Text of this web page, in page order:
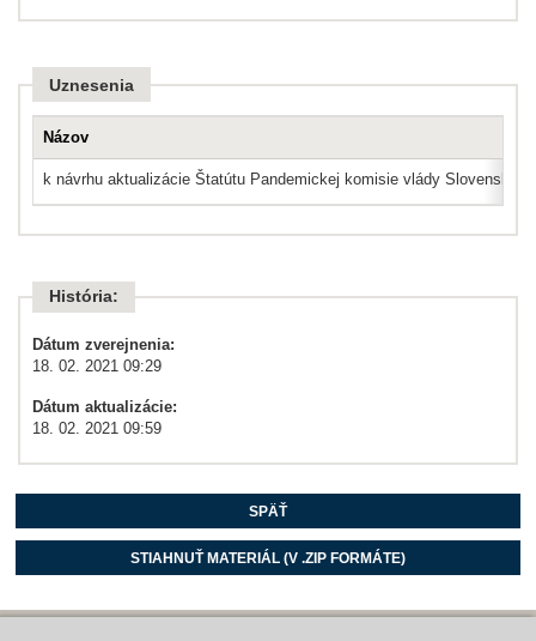
Uznesenia
Názov
k návrhu aktualizácie Štatútu Pandemickej komisie vlády Slovenskej
História:
Dátum zverejnenia:
18. 02. 2021 09:29
Dátum aktualizácie:
18. 02. 2021 09:59
SPÄŤ
STIAHNUŤ MATERIÁL (V .ZIP FORMÁTE)